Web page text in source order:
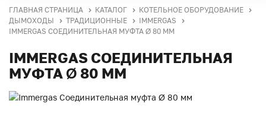
ГЛАВНАЯ СТРАНИЦА КАТАЛОГ
КОТЕЛЬНОЕ ОБОРУДОВАНИЕ
ДЫМОХОДЫ
ТРАДИЦИОННЫЕ
IMMERGAS
IMMERGAS СОЕДИНИТЕЛЬНАЯ МУФТА Ø 80 ММ
IMMERGAS СОЕДИНИТЕЛЬНАЯ
МУФТА Ø 80 ММ